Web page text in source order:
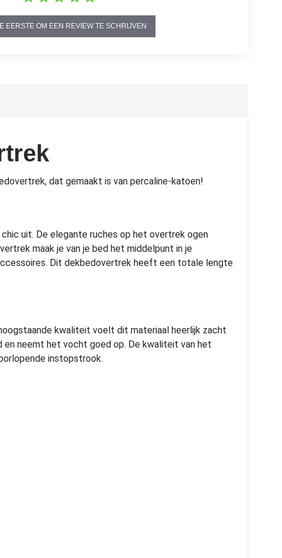
EERSTE OM EEN REVIEW TE SCHRIJVEN
dat gemaakt is van percaline-katoen!
uit. De elegante ruches op het overtrek ogen
maak je van je bed het middelpunt in je
Dit dekbedovertrek heeft een totale lengte
kwaliteit voelt dit materiaal heerlijk zacht
en neemt het vocht goed op. De kwaliteit van het
instopstrook.